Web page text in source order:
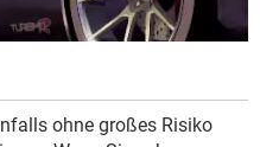
ohne großes Risiko